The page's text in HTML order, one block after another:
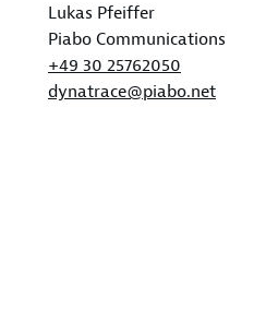
Lukas Pfeiffer
Piabo Communications
+49 30 25762050
dynatrace@piabo.net